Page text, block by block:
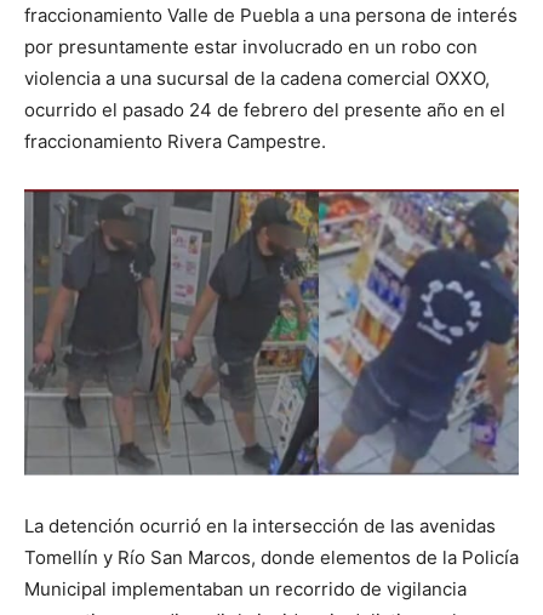
fraccionamiento Valle de Puebla a una persona de interés
por presuntamente estar involucrado en un robo con
violencia a una sucursal de la cadena comercial OXXO,
ocurrido el pasado 24 de febrero del presente año en el
fraccionamiento Rivera Campestre.
La detención ocurrió en la intersección de las avenidas
Tomellín y Río San Marcos, donde elementos de la Policía
Municipal implementaban un recorrido de vigilancia